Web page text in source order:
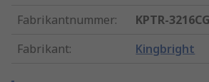
Fabrikantnummer:
KPTR-
Fabrikant: Kingbright